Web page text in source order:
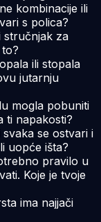
kombinacije ili
s polica?
stručnjak za
ili stopala
jutarnju
mogla pobuniti
ti napakosti?
se ostvari i
uopće išta?
pravilo u
Koje je tvoje
ima najjači